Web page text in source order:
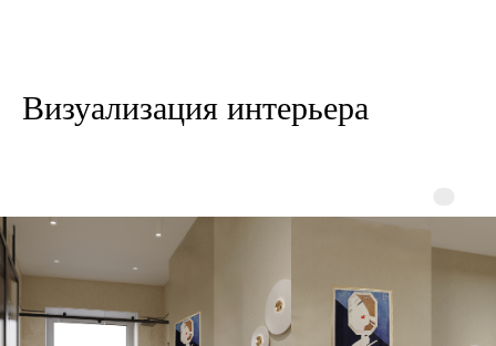
Визуализация интерьера